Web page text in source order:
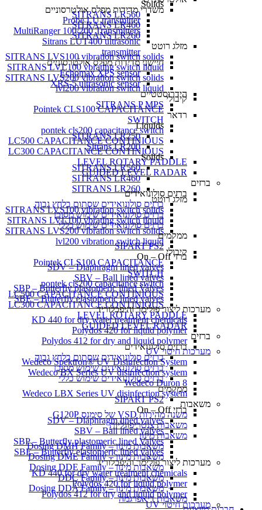
משדרי מדידות מפלס אולטרסוניים
Probe LU transmitter
MultiRanger 100/200 Transmitters
Sitrans LUT400 ultrasonic
transmitter
חיישני מדידות מפלס אולטרסוניים
Echomax XPS sensor
XRS-5 ultrasonic sensor
הידרוסטטיים
SITRANS P MPS
רדאר
Liquids
SITRANS LR250
Sitrans LR200
Solids
SITRANS LR560
SITRANS LR460
SITRANS LR260
מזלג רוטט
SITRANS LVS100 vibration switch solids
SITRANS LVL100 vbrating switch liquid
SITRANS LVS200 vibration switch solids
lvl200 vibration switch liquid
קיבולי
Pointek CLS100 CAPACITANCE
SWITCH
pontek cls200 capacitance switch
LC500 CAPACITANCE CONTINIOUS
LC300 CAPACITANCE CONTINIOUS
LEVEL ROTARY PADDLE
GUIDED LEVEL RADAR
ברזים
ברזים סולונואידים
ברזים סולונואידים שסתום בלחץ גבוה
ברזים סולונואידים שימוש מסוכן
ברזים סולונואידים שימוש כללי
ממקמים
SIPART PS2
ברזי On – Off
SDV – Diaphragm lined valves
SBV – Ball lined valves
SBP – Butterfly plastomeric lined Valves
SBE – Butterfly elastomeric lined valves
מערכות ליצור פולימר והיפכלוריד
KD 440 for dry water treatment chemicals
Polydos 420 for liquid polymer
Polydos 412 for dry and liquid polymer
מערכות חיטוי UV
Solids
SITRANS LR560
SITRANS LR460
SITRANS LR260
מזלג רוטט
SITRANS LVS100 vibration switch solids
SITRANS LVL100 vbrating switch liquid
SITRANS LVS200 vibration switch solids
lvl200 vibration switch liquid
קיבולי
Pointek CLS100 CAPACITANCE
SWITCH
pontek cls200 capacitance switch
LC500 CAPACITANCE CONTINIOUS
LC300 CAPACITANCE CONTINIOUS
LEVEL ROTARY PADDLE
GUIDED LEVEL RADAR
ברזים
ברזים סולונואידים
ברזים סולונואידים שסתום בלחץ גבוה
ברזים סולונואידים שימוש מסוכן
ברזים סולונואידים שימוש כללי
ממקמים
SIPART PS2
ברזי On – Off
SDV – Diaphragm lined valves
SBV – Ball lined valves
SBP – Butterfly plastomeric lined Valves
SBE – Butterfly elastomeric lined valves
מערכות ליצור פולימר והיפכלוריד
KD 440 for dry water treatment chemicals
Polydos 420 for liquid polymer
Polydos 412 for dry and liquid polymer
מערכות חיטוי UV
Wedeco Spektron® UV Disinfection System
Wedeco BX Series UV disinfection system
Wedeco Duron 8
Wedeco LBX Series UV disinfection system
משאבות
משנה מהירות VSD של סימנס G120P
משאבות צנטריפוגליות
משאבות מינון
משאבות מינון – Dosing DMH Family
משאבות מינון – Dosing DME Family
משאבות מינון – Dosing DDE Family
משאבות מינון – DDC Family
משאבות מינון – Dosing DDA Family
משאבות דיאפרגמה